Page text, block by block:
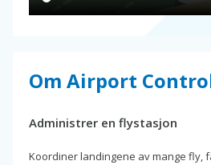
Om Airport
Administrer en flystasjon
Koordiner landingene av mange fly,